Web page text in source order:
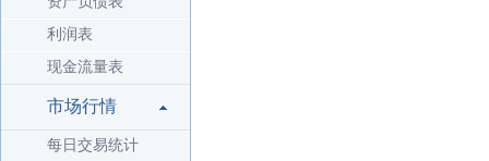
利润表
现金流量表
市场行情
每日交易统计